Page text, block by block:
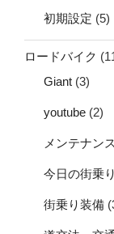
初期設定 (5)
ロードバイク
Giant (3)
youtube (2)
メンテナンス
今日の街乗
街乗り装備